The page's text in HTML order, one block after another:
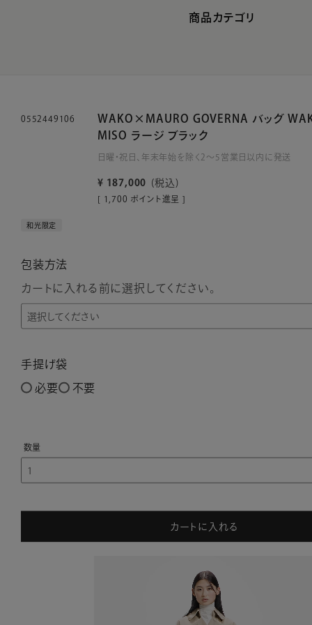
商品カテゴリ
0552449106
WAKO×MAURO GOVERNA バッグ
MISO ラージ ブラック
日曜・祝日、年末年始を除く2～5営業日以内に発送
¥ 187,000 税込
[ 1,700 ポイント進呈 ]
和光限定
包装方法
カートに入れる前に選択してください。
手提げ袋
必要 不要
カートに入れる